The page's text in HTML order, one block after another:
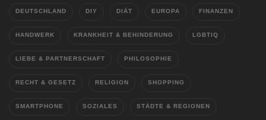
DEUTSCHLAND DIY DIÄT EUROPA FINANZEN
HANDWERK KRANKHEIT & BEHINDERUNG LGBTIQ
LIEBE & PARTNERSCHAFT PHILOSOPHIE
RECHT & GESETZ RELIGION SHOPPING
SMARTPHONE SOZIALES STÄDTE & REGIONEN